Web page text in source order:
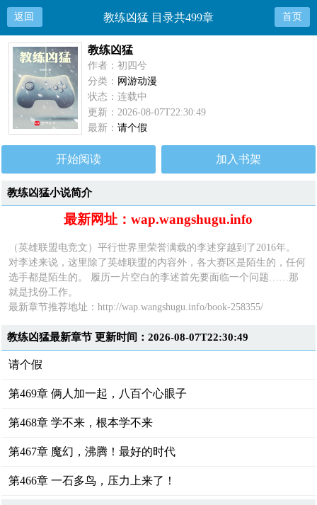
返回 教练凶猛 目录共499章 首页
教练凶猛
作者：初四兮
分类： 网游动漫
状态：连载中
更新：2026-08-07T22:30:49
最新：请个假
开始阅读 加入书架
教练凶猛小说简介
最新网址：wap.wangshugu.info
（英雄联盟电竞文）平行世界里荣誉满载的李述穿越到了2016年。
对李述来说，这里除了英雄联盟的内容外，各大赛区是陌生的，任何
选手都是陌生的。 履历一片空白的李述首先要面临一个问题……那
就是找份工作。
最新章节推荐地址：http://wap.wangshugu.info/book-258355/
教练凶猛最新章节 更新时间：2026-08-07T22:30:49
请个假
第469章 俩人加一起，八百个心眼子
第468章 学不来，根本学不来
第467章 魔幻，沸腾！最好的时代
第466章 一石多鸟，压力上来了！